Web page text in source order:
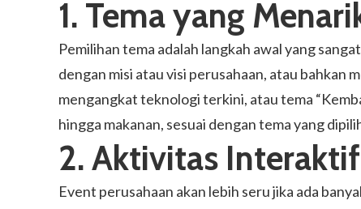
1. Tema yang
Pemilihan tema adalah langkah awal yang
dengan misi atau visi perusahaan, atau bahkan
mengangkat teknologi terkini, atau tema
hingga makanan, sesuai dengan tema yang
2. Aktivitas Interaktif
Event perusahaan akan lebih seru jika ada